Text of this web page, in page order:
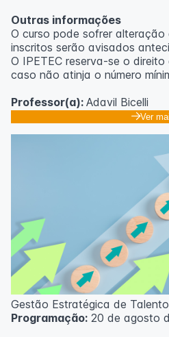
Outras informações
O curso pode sofrer
inscritos serão avisados
O IPETEC reserva-se o
caso não atinja o número
Professor(a): Adavil Bicelli
Ver
Gestão Estratégica de
Programação: 20 de agosto